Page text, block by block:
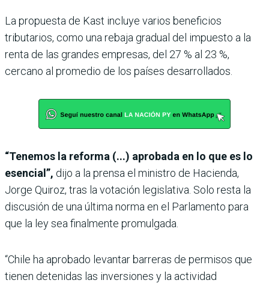
La propuesta de Kast incluye varios beneficios
tributarios, como una rebaja gradual del impuesto a la
renta de las grandes empresas, del 27 % al 23 %,
cercano al promedio de los países desarrollados.
“Tenemos la reforma (...) aprobada en lo que es lo
esencial”, dijo a la prensa el ministro de Hacienda,
Jorge Quiroz, tras la votación legislativa. Solo resta la
discusión de una última norma en el Parlamento para
que la ley sea finalmente promulgada.
“Chile ha aprobado levantar barreras de permisos que
tienen detenidas las inversiones y la actividad